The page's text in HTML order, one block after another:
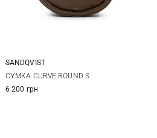
26Х23Х14СМ
SANDQVIST
СУМКА CURVE ROUND S
6 200 грн